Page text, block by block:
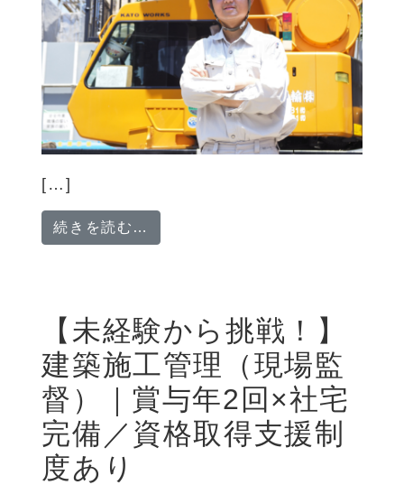
[…]
続きを読む…
【未経験から挑戦！】
建築施工管理（現場監
督）｜賞与年2回×社宅
完備／資格取得支援制
度あり